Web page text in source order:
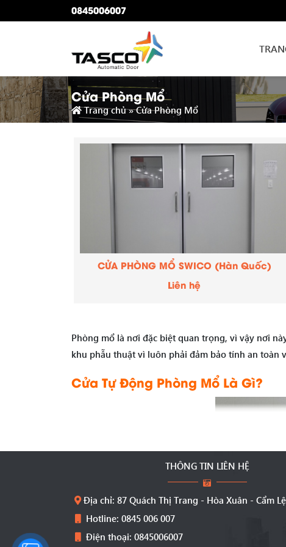
0845006007
Cửa Phòng Mổ
Trang chủ»Cửa Phòng Mổ
CỬA PHÒNG MỔ SWICO (Hàn Quốc)
Liên hệ
Phòng mổ là nơi đặc biệt quan trọng, vì vậy nơi
khu phẫu thuật vì luôn phải đảm bảo tính an toàn
Cửa Tự Động Phòng Mổ Là Gì?
THÔNG TIN LIÊN HỆ
Địa chỉ: 87 Quách Thị Trang - Hòa Xuân - Cẩm
Hotline: 0845 006 007
Điện thoại: 0845006007